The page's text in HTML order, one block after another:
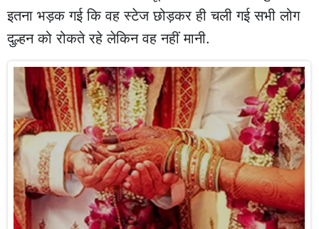
इतना भड़क गई कि वह स्टेज छोड़कर ही चली गई सभी लोग
दुल्हन को रोकते रहे लेकिन वह नहीं मानी.